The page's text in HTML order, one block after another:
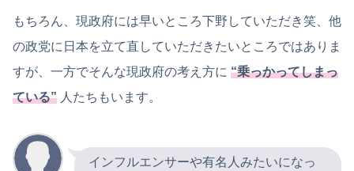
もちろん、現政府には早いところ下野していただき笑、他
の政党に日本を立て直していただきたいところではありま
すが、一方でそんな現政府の考え方に “乗っかってしまっ
ている” 人たちもいます。
インフルエンサーや有名人みたいになっ